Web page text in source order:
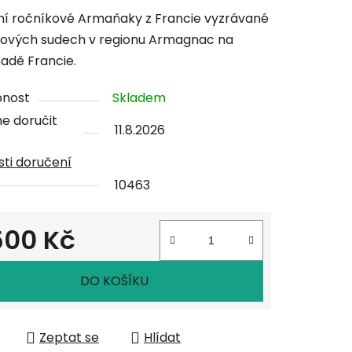
ročníkové Armaňaky z Francie vyzrávané
sudech v regionu Armagnac na
Francie.
Skladem
doručit
11.8.2026
doručení
10463
Kč
cena:
DO KOŠÍKU
Zeptat se
Hlídat